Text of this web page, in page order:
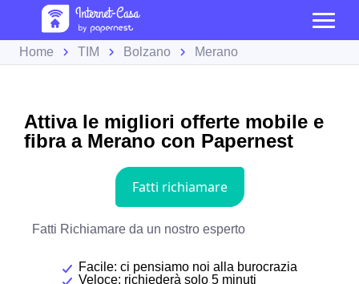
Home TIM Bolzano Merano